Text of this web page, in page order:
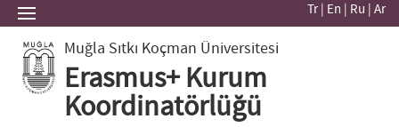
Tr| En Ru Ar
Muğla Sıtkı Koçman Üniversitesi
Erasmus+ Kurum
Koordinatörlüğü